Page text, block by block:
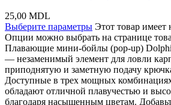
25,00 MDL
Выберите параметры Этот товар имеет
Опции можно выбрать на странице
Плавающие мини-бойлы (pop-up)
— незаменимый элемент для ловли
приподнятую и заметную подачу
Доступные в трех мощных
обладают отличной плавучестью и
благодаря насыщенным цветам.